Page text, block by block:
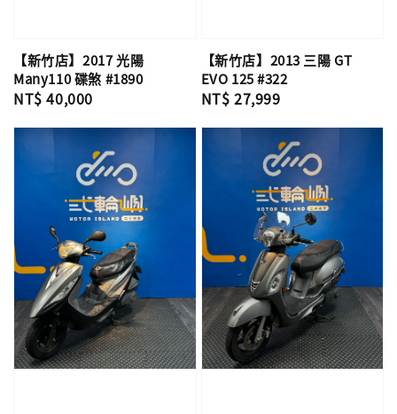
【新竹店】2017 光陽
Many110 碟煞 #1890
Regular
NT$ 40,000
【新竹店】2013 三陽 GT
EVO 125 #322
Regular
NT$ 27,999